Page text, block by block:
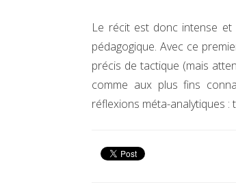
Le récit est donc intense et
pédagogique. Avec ce
précis de tactique (mais
comme aux plus fins
réflexions méta-analytiques